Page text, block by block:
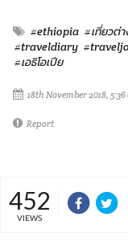
#ethiopia #เที่ยวต่า
#traveldiary
#เอธิโอเปีย
18th November 2018, 5:36
Report
452
VIEWS